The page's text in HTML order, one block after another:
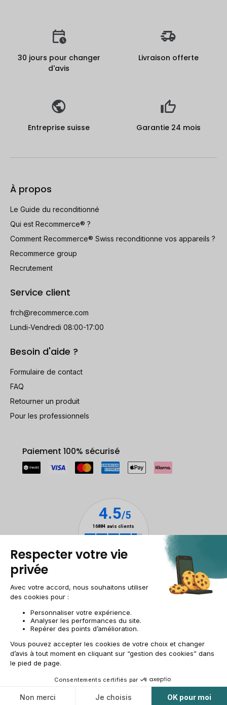
30 jours pour changer
d'avis
Livraison offerte
Entreprise suisse Garantie 24 mois
À propos
Le Guide du reconditionné
Qui est Recommerce® ?
Comment Recommerce® Swiss reconditionne vos appareils ?
Recommerce group
Recrutement
Service client
frch@recommerce.com
Lundi-Vendredi 08:00-17:00
Besoin d'aide ?
Formulaire de contact
FAQ
Retourner un produit
Pour les professionnels
Paiement 100% sécurisé
Mentions légalesGestion des cookies
Conditions générales de venteDonnées personnelles
© 2009-2025 RECOMMERCE - Tous droits réservés.